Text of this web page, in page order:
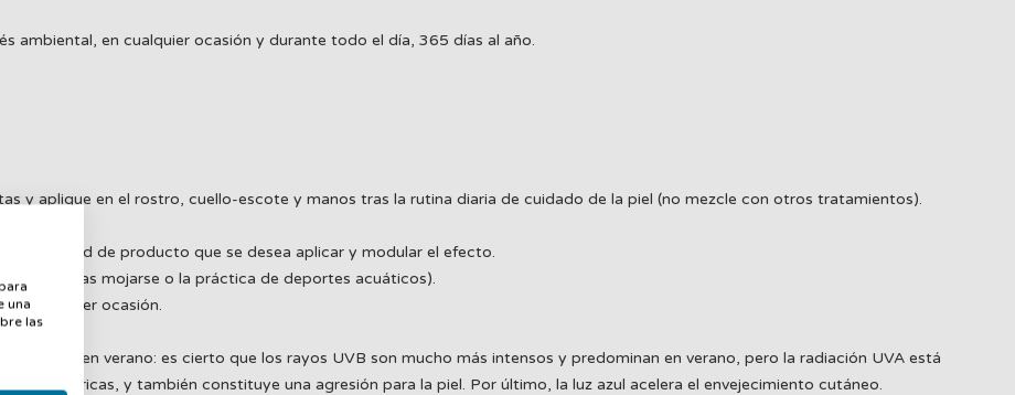
ambiental, en cualquier ocasión y durante todo el día, 365 días al año.
y aplique en el rostro, cuello-escote y manos tras la rutina diaria de cuidado de la piel (no mezcle con otros tratamientos).
cantidad de producto que se desea aplicar y modular el efecto.
(salvo tras mojarse o la práctica de deportes acuáticos).
cualquier ocasión.
la piel en verano: es cierto que los rayos UVB son mucho más intensos y predominan en verano, pero la radiación UVA está
atmosféricas, y también constituye una agresión para la piel. Por último, la luz azul acelera el envejecimiento cutáneo.
una
las